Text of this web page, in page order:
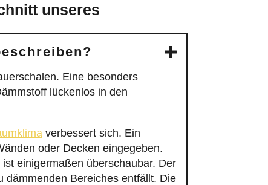
unseres
Eine besonders
lückenlos in den
verbessert sich. Ein
oder Decken eingegeben.
einigermaßen überschaubar. Der
dämmenden Bereiches entfällt. Die